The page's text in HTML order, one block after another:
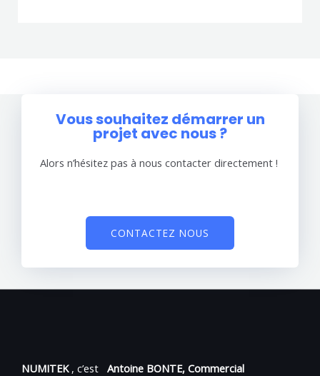
Vous souhaitez démarrer un
projet avec nous ?
Alors n’hésitez pas à nous contacter directement !
CONTACTEZ NOUS
NUMITEK , c’est Antoine BONTE, Commercial